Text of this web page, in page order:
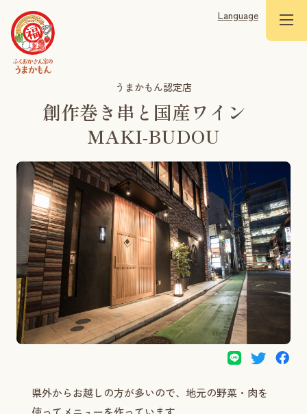
Language
うまかもん認定店
創作巻き串と国産ワイン
MAKI-BUDOU
県外からお越しの方が多いので、地元の野菜・肉を